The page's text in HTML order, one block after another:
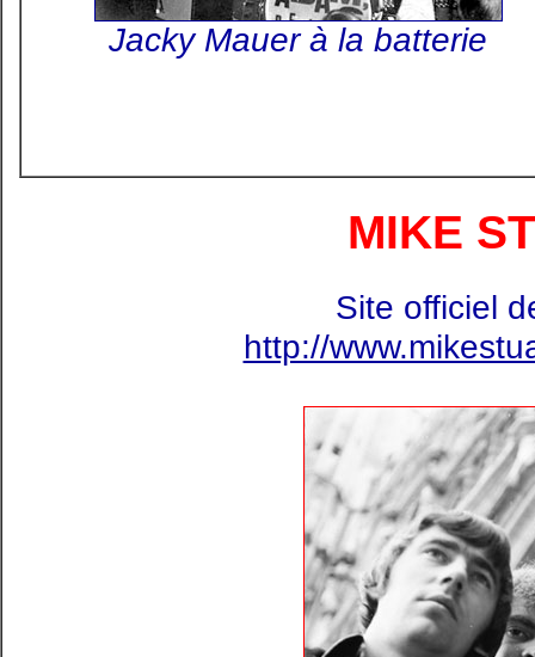
Jacky Mauer à la batterie
MIKE
Site officiel
http://